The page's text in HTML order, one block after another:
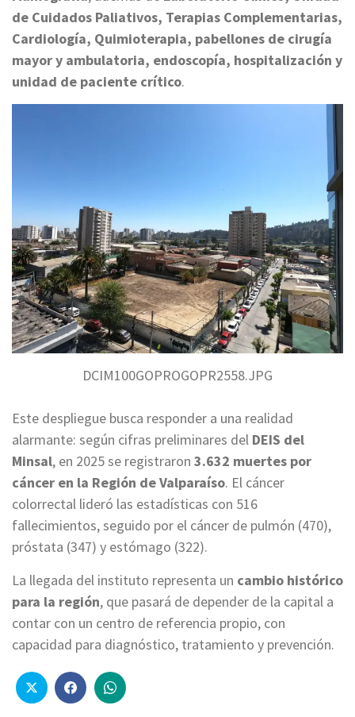
de Cuidados Paliativos, Terapias Complementarias,
Cardiología, Quimioterapia, pabellones de cirugía
mayor y ambulatoria, endoscopía, hospitalización y
unidad de paciente crítico.
DCIM100GOPROGOPR2558.JPG
Este despliegue busca responder a una realidad
alarmante: según cifras preliminares del DEIS del
Minsal, en 2025 se registraron 3.632 muertes por
cáncer en la Región de Valparaíso. El cáncer
colorrectal lideró las estadísticas con 516
fallecimientos, seguido por el cáncer de pulmón (470),
próstata (347) y estómago (322).
La llegada del instituto representa un cambio histórico
para la región, que pasará de depender de la capital a
contar con un centro de referencia propio, con
capacidad para diagnóstico, tratamiento y prevención.